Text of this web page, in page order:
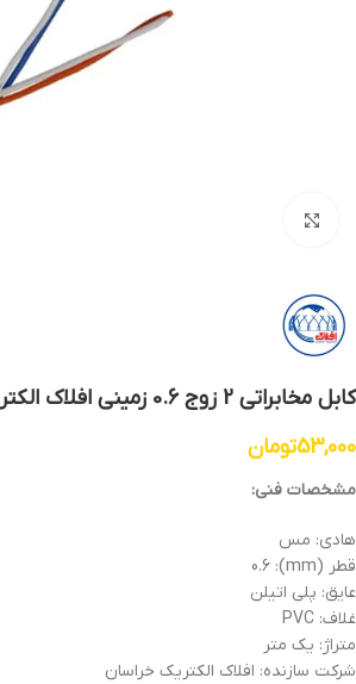
کابل مخابراتی 2 زوج 0.6 زمینی افلاک الکتریک خراسان
53,000تومان
مشخصات فنی:
هادی: مس
قطر (mm): 0.6
عایق: پلی اتیلن
غلاف: PVC
متراژ: یک متر
شرکت سازنده: افلاک الکتریک خراسان